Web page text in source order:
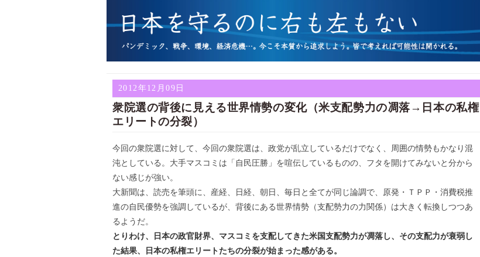
2012年12月09日
衆院選の背後に見える世界情勢の変化（米支配勢力の凋落→日本の私権
エリートの分裂）
今回の衆院選に対して、今回の衆院選は、政党が乱立しているだけでなく、周囲の情勢もかなり混
沌としている。大手マスコミは「自民圧勝」を喧伝しているものの、フタを開けてみないと分から
ない感じが強い。
大新聞は、読売を筆頭に、産経、日経、朝日、毎日と全てが同じ論調で、原発・ＴＰＰ・消費税推
進の自民優勢を強調しているが、背後にある世界情勢（支配勢力の力関係）は大きく転換しつつあ
るようだ。
とりわけ、日本の政官財界、マスコミを支配してきた米国支配勢力が凋落し、その支配力が衰弱し
た結果、日本の私権エリートたちの分裂が始まった感がある。